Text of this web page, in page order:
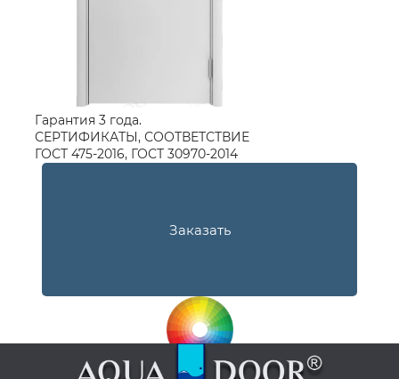
Гарантия 3 года.
СЕРТИФИКАТЫ, СООТВЕТСТВИЕ
ГОСТ 475-2016, ГОСТ 30970-2014
Заказать